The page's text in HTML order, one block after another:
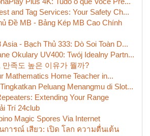
and Tag Services: Your Safety Ch...
Đề MB - Bảng Kép MB Cao Chính
Asia - Bạch Thủ 333: Dò Soi Toàn D...
Okulary UV400: Twój Idealny Partn...
만족도 높은 이유가 뭘까?
Mathematics Home Teacher in...
Peluang Menangmu di Slot...
Extending Your Range
Trí 24club
Magic Spores Via Internet
ารณ์ เสียว: เปิด โลก ความตื่นเต้น